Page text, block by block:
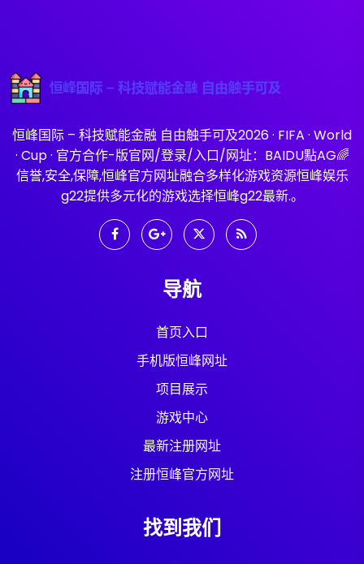
恒峰国际 – 科技赋能金融 自由触手可及2026 · FIFA · World
· Cup · 官方合作-版官网/登录/入口/网址：BAIDU點AG🌈
信誉,安全,保障,恒峰官方网址融合多样化游戏资源恒峰娱乐
g22提供多元化的游戏选择恒峰g22最新.。
导航
首页入口
手机版恒峰网址
项目展示
游戏中心
最新注册网址
注册恒峰官方网址
找到我们